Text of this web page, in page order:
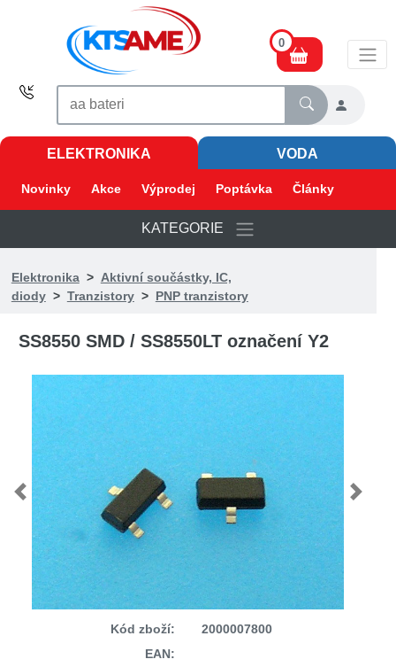
0
ELEKTRONIKA VODA
Novinky Akce Výprodej Poptávka Články
KATEGORIE
Elektronika> Aktivní součástky, IC,
diody> Tranzistory> PNP tranzistory
SS8550 SMD / SS8550LT označení Y2
Previous Next
Kód zboží:
2000007800
EAN: